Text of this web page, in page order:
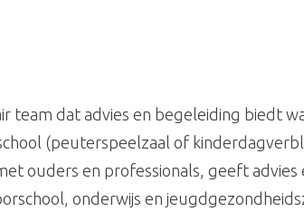
team dat advies en begeleiding biedt
(peuterspeelzaal of
ouders en professionals, geeft advies
onderwijs en